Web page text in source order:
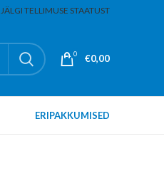
JÄLGI TELLIMUSE STAATUST
0 €0,00
ERIPAKKUMISED